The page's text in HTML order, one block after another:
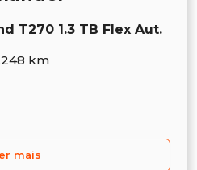
T270 1.3 TB Flex Aut.
km
mais